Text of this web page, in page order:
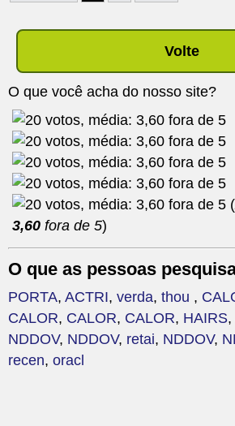
Volte
O que você acha do nosso site?
(
3,60 fora de 5)
O que as pessoas
PORTA, ACTRI, verda, thou ,
CALOR, CALOR, CALOR, HAIRS,
NDDOV, NDDOV, retai, NDDOV,
recen, oracl